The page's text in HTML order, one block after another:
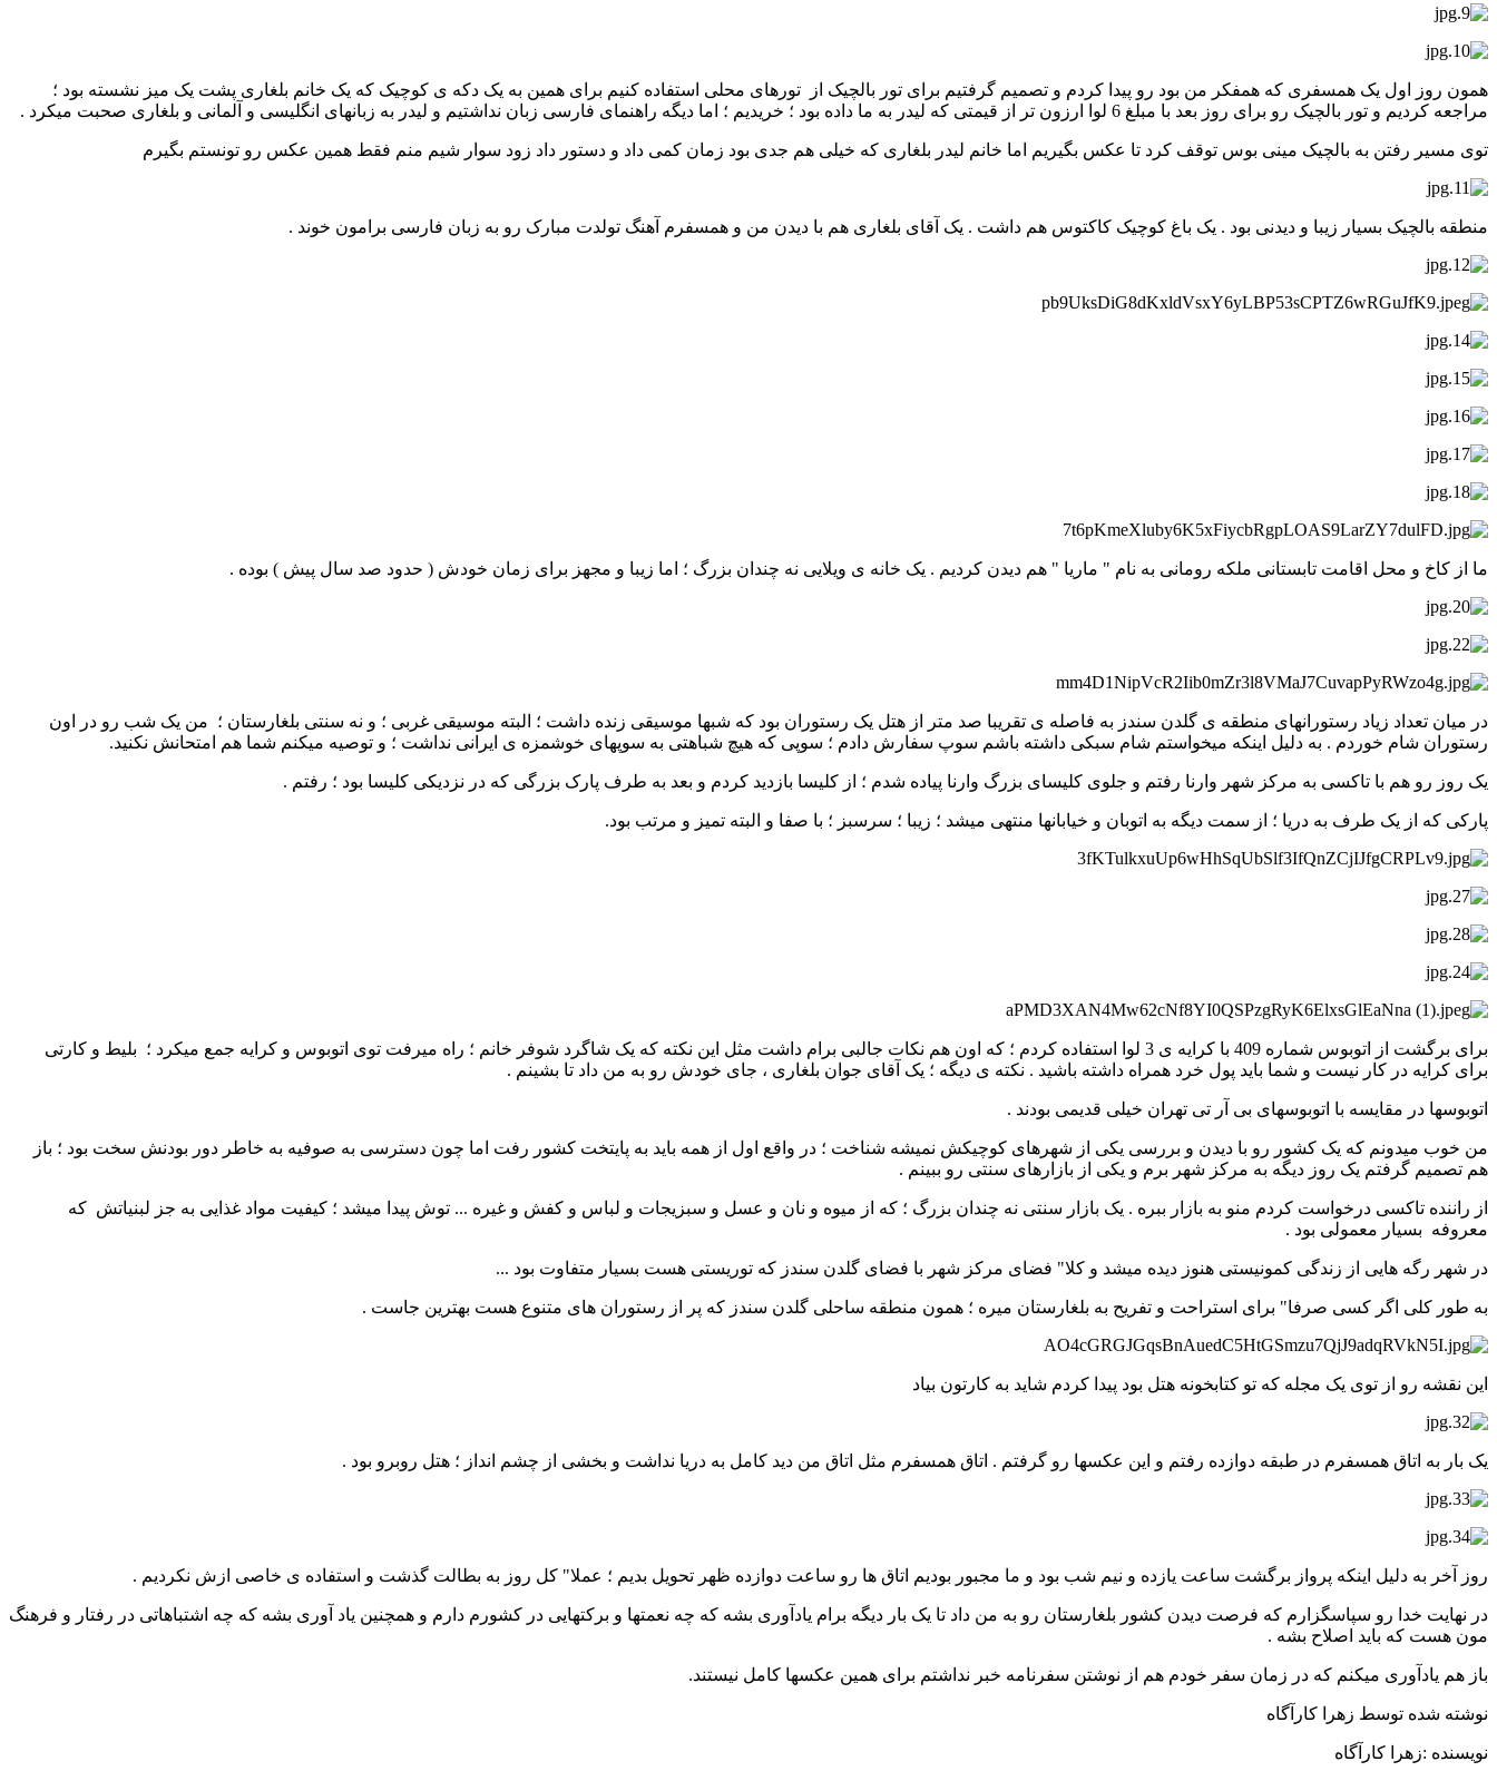
همون روز اول یک همسفری که همفکر من بود رو پیدا کردم و تصمیم گرفتیم برای تور بالچیک از تورهای محلی استفاده کنیم برای همین به یک دکه ی کوچیک که یک خانم بلغاری پشت یک میز نشسته بود ؛
مراجعه کردیم و تور بالچیک رو برای روز بعد با مبلغ 6 لوا ارزون تر از قیمتی که لیدر به ما داده بود ؛ خریدیم ؛ اما دیگه راهنمای فارسی زبان نداشتیم و لیدر به زبانهای انگلیسی و آلمانی و بلغاری صحبت میکرد .
توی مسیر رفتن به بالچیک مینی بوس توقف کرد تا عکس بگیریم اما خانم لیدر بلغاری که خیلی هم جدی بود زمان کمی داد و دستور داد زود سوار شیم منم فقط همین عکس رو تونستم بگیرم
منطقه بالچیک بسیار زیبا و دیدنی بود . یک باغ کوچیک کاکتوس هم داشت . یک آقای بلغاری هم با دیدن من و همسفرم آهنگ تولدت مبارک رو به زبان فارسی برامون خوند .
ما از کاخ و محل اقامت تابستانی ملکه رومانی به نام " ماریا " هم دیدن کردیم . یک خانه ی ویلایی نه چندان بزرگ ؛ اما زیبا و مجهز برای زمان خودش ( حدود صد سال پیش ) بوده .
در میان تعداد زیاد رستورانهای منطقه ی گلدن سندز به فاصله ی تقریبا صد متر از هتل یک رستوران بود که شبها موسیقی زنده داشت ؛ البته موسیقی غربی ؛ و نه سنتی بلغارستان ؛ من یک شب رو در اون
رستوران شام خوردم . به دلیل اینکه میخواستم شام سبکی داشته باشم سوپ سفارش دادم ؛ سوپی که هیچ شباهتی به سوپهای خوشمزه ی ایرانی نداشت ؛ و توصیه میکنم شما هم امتحانش نکنید.
یک روز رو هم با تاکسی به مرکز شهر وارنا رفتم و جلوی کلیسای بزرگ وارنا پیاده شدم ؛ از کلیسا بازدید کردم و بعد به طرف پارک بزرگی که در نزدیکی کلیسا بود ؛ رفتم .
پارکی که از یک طرف به دریا ؛ از سمت دیگه به اتوبان و خیابانها منتهی میشد ؛ زیبا ؛ سرسبز ؛ با صفا و البته تمیز و مرتب بود.
برای برگشت از اتوبوس شماره 409 با کرایه ی 3 لوا استفاده کردم ؛ که اون هم نکات جالبی برام داشت مثل این نکته که یک شاگرد شوفر خانم ؛ راه میرفت توی اتوبوس و کرایه جمع میکرد ؛ بلیط و کارتی
برای کرایه در کار نیست و شما باید پول خرد همراه داشته باشید . نکته ی دیگه ؛ یک آقای جوان بلغاری ، جای خودش رو به من داد تا بشینم .
اتوبوسها در مقایسه با اتوبوسهای بی آر تی تهران خیلی قدیمی بودند .
من خوب میدونم که یک کشور رو با دیدن و بررسی یکی از شهرهای کوچیکش نمیشه شناخت ؛ در واقع اول از همه باید به پایتخت کشور رفت اما چون دسترسی به صوفیه به خاطر دور بودنش سخت بود ؛ باز
هم تصمیم گرفتم یک روز دیگه به مرکز شهر برم و یکی از بازارهای سنتی رو ببینم .
از راننده تاکسی درخواست کردم منو به بازار ببره . یک بازار سنتی نه چندان بزرگ ؛ که از میوه و نان و عسل و سبزیجات و لباس و کفش و غیره ... توش پیدا میشد ؛ کیفیت مواد غذایی به جز لبنیاتش که
معروفه بسیار معمولی بود .
در شهر رگه هایی از زندگی کمونیستی هنوز دیده میشد و کلا" فضای مرکز شهر با فضای گلدن سندز که توریستی هست بسیار متفاوت بود ...
به طور کلی اگر کسی صرفا" برای استراحت و تفریح به بلغارستان میره ؛ همون منطقه ساحلی گلدن سندز که پر از رستوران های متنوع هست بهترین جاست .
این نقشه رو از توی یک مجله که تو کتابخونه هتل بود پیدا کردم شاید به کارتون بیاد
یک بار به اتاق همسفرم در طبقه دوازده رفتم و این عکسها رو گرفتم . اتاق همسفرم مثل اتاق من دید کامل به دریا نداشت و بخشی از چشم انداز ؛ هتل روبرو بود .
روز آخر به دلیل اینکه پرواز برگشت ساعت یازده و نیم شب بود و ما مجبور بودیم اتاق ها رو ساعت دوازده ظهر تحویل بدیم ؛ عملا" کل روز به بطالت گذشت و استفاده ی خاصی ازش نکردیم .
در نهایت خدا رو سپاسگزارم که فرصت دیدن کشور بلغارستان رو به من داد تا یک بار دیگه برام یادآوری بشه که چه نعمتها و برکتهایی در کشورم دارم و همچنین یاد آوری بشه که چه اشتباهاتی در رفتار و فرهنگ
مون هست که باید اصلاح بشه .
باز هم یادآوری میکنم که در زمان سفر خودم هم از نوشتن سفرنامه خبر نداشتم برای همین عکسها کامل نیستند.
نوشته شده توسط زهرا کارآگاه
نویسنده :زهرا کارآگاه